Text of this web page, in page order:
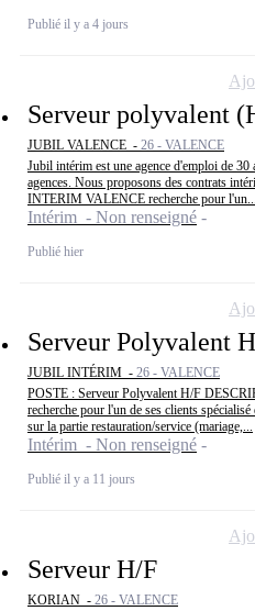
Publié il y a 4 jours
Serveur polyvalent
JUBIL VALENCE - 26 - VALENCE
Jubil intérim est une agence d'emploi de 30
agences. Nous proposons des contrats
INTERIM VALENCE recherche pour l'un...
Intérim - Non renseigné
Publié hier
Serveur Polyvalent
JUBIL INTÉRIM - 26 - VALENCE
POSTE : Serveur Polyvalent H/F
recherche pour l'un de ses clients
sur la partie restauration/service (mariage,...
Intérim - Non renseigné
Publié il y a 11 jours
Serveur H/F
KORIAN - 26 - VALENCE